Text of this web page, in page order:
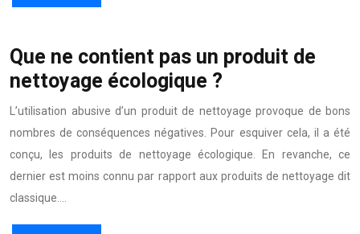
Que ne contient pas un produit de
nettoyage écologique ?
L’utilisation abusive d’un produit de nettoyage provoque de bons
nombres de conséquences négatives. Pour esquiver cela, il a été
conçu, les produits de nettoyage écologique. En revanche, ce
dernier est moins connu par rapport aux produits de nettoyage dit
classique….